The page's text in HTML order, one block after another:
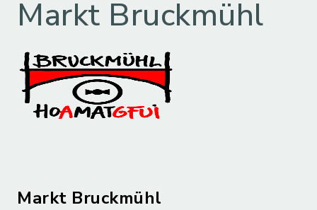
Markt Bruckmühl
Markt Bruckmühl